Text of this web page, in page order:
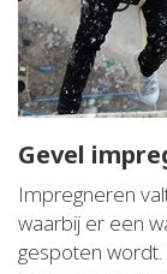
Gevel
Impregneren
waarbij er een
gespoten